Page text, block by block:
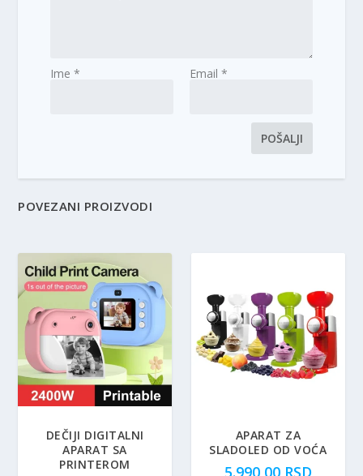
Ime* Email *
POVEZANI PROIZVODI
DEČIJI DIGITALNI
APARAT SA
PRINTEROM
APARAT ZA
SLADOLED OD VOĆA